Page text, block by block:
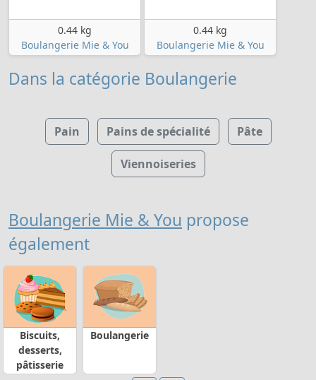
0.44 kg
Boulangerie Mie & You
0.44 kg
Boulangerie Mie & You
Dans la catégorie Boulangerie
Pain Pains de spécialité Pâte
Viennoiseries
Boulangerie Mie & You propose
également
Biscuits,
desserts,
pâtisserie
Boulangerie